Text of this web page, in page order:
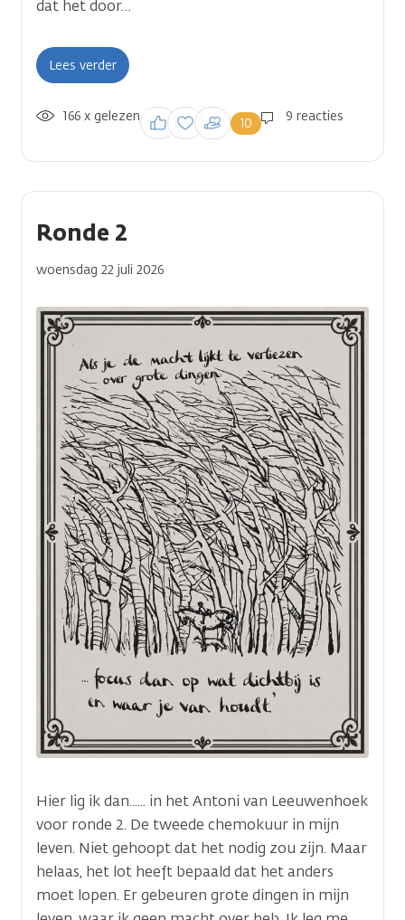
dat het door…
Lees verder
9 reacties
10
Inloggen om een
reactie te plaatsen
166 x gelezen
Ronde 2
woensdag 22 juli 2026
Hier lig ik dan...... in het Antoni van Leeuwenhoek
voor ronde 2. De tweede chemokuur in mijn
leven. Niet gehoopt dat het nodig zou zijn. Maar
helaas, het lot heeft bepaald dat het anders
moet lopen. Er gebeuren grote dingen in mijn